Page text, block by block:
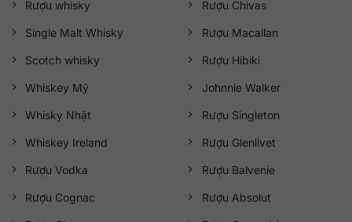
Rượu whisky
Single Malt Whisky
Scotch whisky
Whiskey Mỹ
Whisky Nhật
Whiskey Ireland
Rượu Vodka
Rượu Cognac
Rượu Chivas
Rượu Macallan
Rượu Hibiki
Johnnie Walker
Rượu Singleton
Rượu Glenlivet
Rượu Balvenie
Rượu Absolut